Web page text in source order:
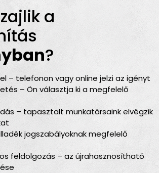
a
?
– telefonon vagy online jelzi az igényt
– Ön választja ki a megfelelő
– tapasztalt munkatársaink elvégzik
jogszabályoknak megfelelő
feldolgozás – az újrahasznosítható